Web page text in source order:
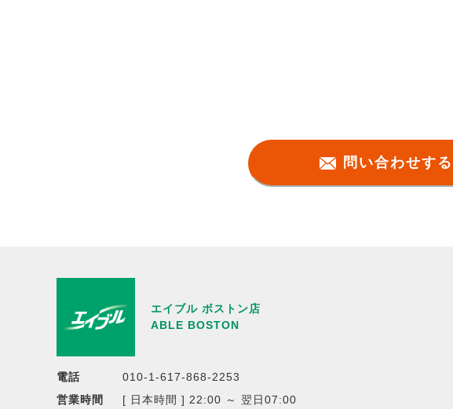
問い合わせする
エイブル ボストン店
ABLE BOSTON
電話
010-1-617-868-2253
営業時間
[ 日本時間 ] 22:00 ～ 翌日07:00